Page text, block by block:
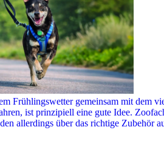
Frühlingswetter gemeinsam mit dem
ist prinzipiell eine gute Idee.
allerdings über das richtige Zubehör